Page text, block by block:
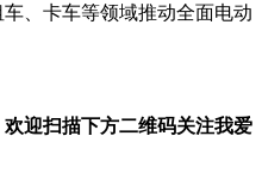
、卡车等领域推动全面电动
迎扫描下方二维码关注我爱